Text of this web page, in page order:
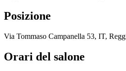
Posizione
Via Tommaso Campanella 53, IT,
Orari del salone